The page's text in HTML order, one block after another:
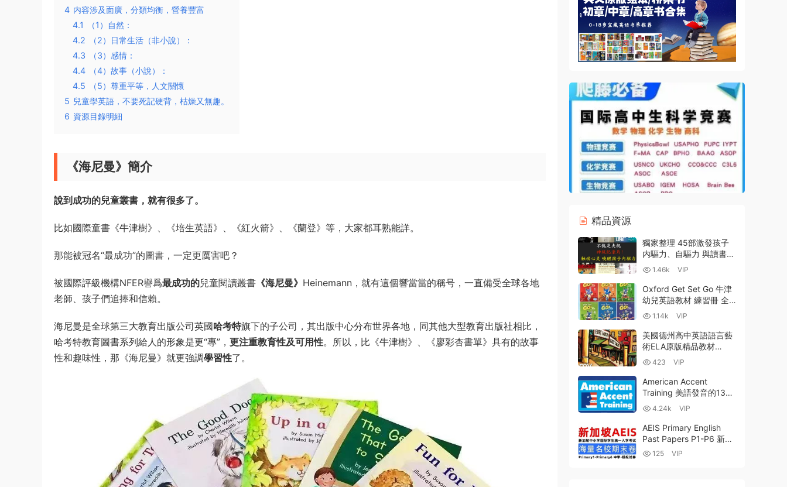
4 内容涉及面廣，分類均衡，營養豐富
4.1
（1）自然：
4.2
（2）日常生活（非小說）：
4.3
（3）感情：
4.4
（4）故事（小說）：
4.5
（5）尊重平等，人文關懷
5 兒童學英語，不要死記硬背，枯燥又無趣。
6 資源目錄明細
《海尼曼》簡介
說到成功的兒童叢書，就有很多了。
比如國際童書《牛津樹》、《培生英語》、《紅火箭》、《蘭登》等，大家都耳熟能詳。
那能被冠名“最成功”的圖書，一定更厲害吧？
被國際評級機構NFER譽爲最成功的兒童閱讀叢書 《海尼曼》 Heinemann，就有這個響當當的稱号，一直備受全球各地
老師、孩子們追捧和信賴。
海尼曼是全球第三大教育出版公司英國哈考特旗下的子公司，其出版中心分布世界各地，同其他大型教育出版社相比，
哈考特教育圖書系列給人的形象是更“專”， 更注重教育性及可用性。所以，比《牛津樹》、《廖彩杏書單》具有的故事
性和趣味性，那《海尼曼》就更強調學習性了。
精品資源
獨家整理 45部激發孩子
内驅力、自驅力 與讀書、
勵志、勸學有關的教育紀
錄片及電影大全 百度雲網
盤下載
1.46k VIP
Oxford Get Set Go 牛津
幼兒英語教材 練習冊 全
三級PDF+MP3音頻 牛津
少兒英語 學前英語 百度
網盤下載-14.24GB
1.14k VIP
美國德州高中英語語言藝
術ELA原版精品教材
Pearson
myPerspectives I-IV
G9-G12 全彩PDF 百度雲
網盤下載
423 VIP
American Accent
Training 美語發音的13個
秘訣 經典美音教材 百度
網盤下載-345MB
4.24k VIP
AEIS Primary English
Past Papers P1-P6 新加
坡小學組AEIS英語考試真
125 VIP